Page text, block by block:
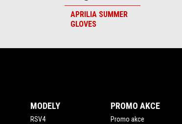
APRILIA SUMMER
GLOVES
MODELY
RSV4
PROMO AKCE
Promo akce